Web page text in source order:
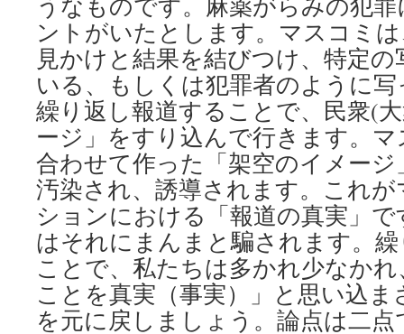
ントがいたとします。マスコミ
見かけと結果を結びつけ、特定
いる、もしくは犯罪者のように
繰り返し報道することで、民衆(
ージ」をすり込んで行きます。
合わせて作った「架空のイメー
汚染され、誘導されます。これ
ションにおける「報道の真実」
はそれにまんまと騙されます。
ことで、私たちは多かれ少なか
ことを真実（事実）」と思い込
を元に戻しましょう。論点は二